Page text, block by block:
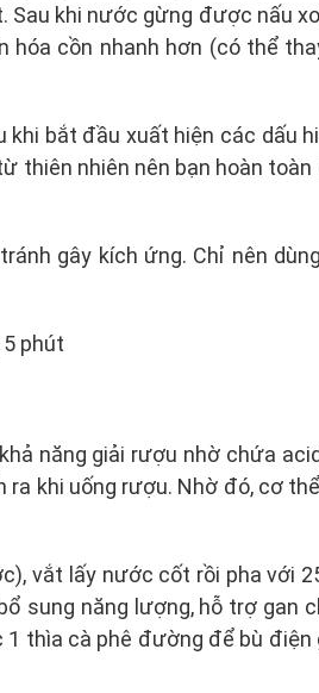
khi nước gừng được nấu
cồn nhanh hơn (có thể
khi bắt đầu xuất hiện các dấu
thiên nhiên nên bạn hoàn
gây kích ứng. Chỉ nên
năng giải rượu nhờ chứa
khi uống rượu. Nhờ đó, cơ
vắt lấy nước cốt rồi pha với
sung năng lượng, hỗ trợ gan
thìa cà phê đường để bù